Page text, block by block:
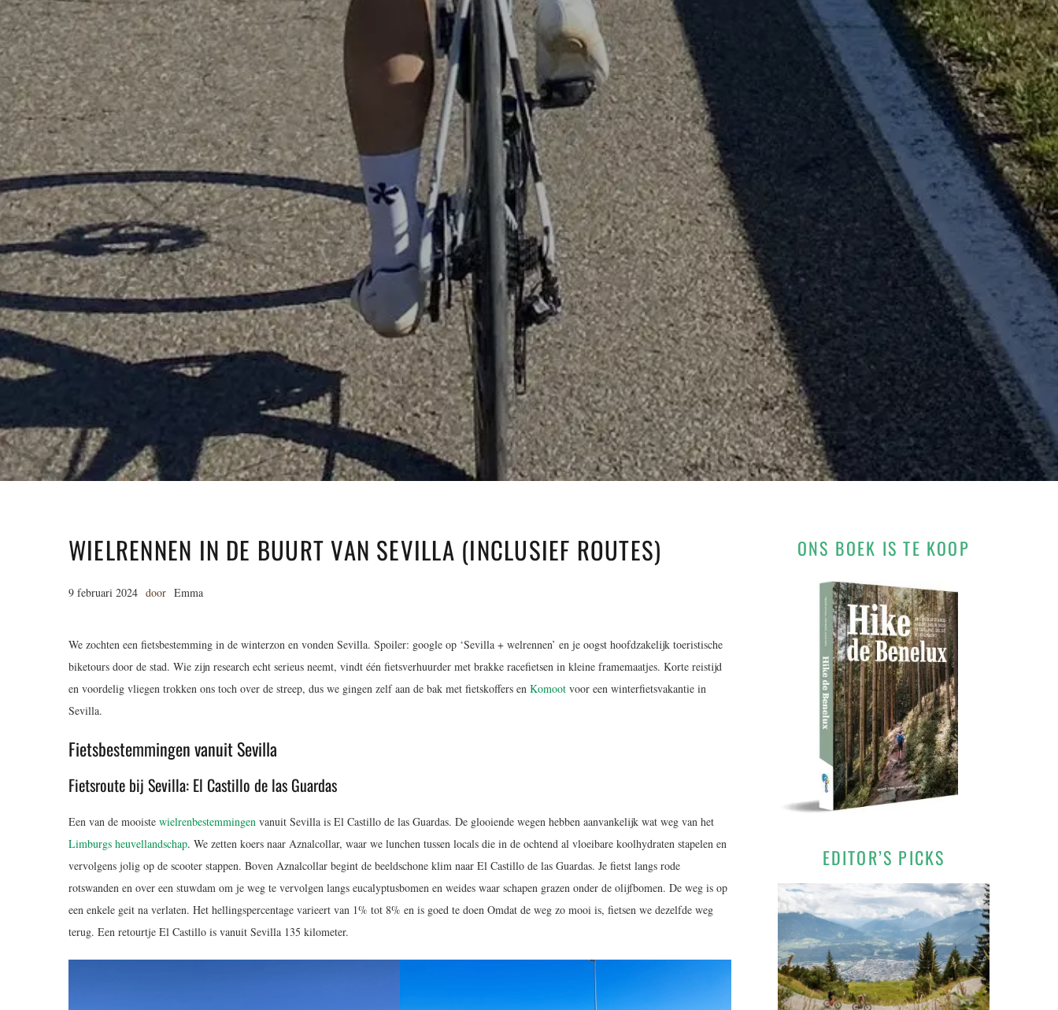
WIELRENNEN IN DE BUURT VAN SEVILLA (INCLUSIEF ROUTES)
9 februari 2024 door Emma
We zochten een fietsbestemming in de winterzon en vonden Sevilla. Spoiler: google op ‘Sevilla + welrennen’ en je oogst hoofdzakelijk toeristische
biketours door de stad. Wie zijn research echt serieus neemt, vindt één fietsverhuurder met brakke racefietsen in kleine framemaatjes. Korte reistijd
en voordelig vliegen trokken ons toch over de streep, dus we gingen zelf aan de bak met fietskoffers en Komoot voor een winterfietsvakantie in
Sevilla.
Fietsbestemmingen vanuit Sevilla
Fietsroute bij Sevilla: El Castillo de las Guardas
Een van de mooiste wielrenbestemmingen vanuit Sevilla is El Castillo de las Guardas. De glooiende wegen hebben aanvankelijk wat weg van het
Limburgs heuvellandschap. We zetten koers naar Aznalcollar, waar we lunchen tussen locals die in de ochtend al vloeibare koolhydraten stapelen en
vervolgens jolig op de scooter stappen. Boven Aznalcollar begint de beeldschone klim naar El Castillo de las Guardas. Je fietst langs rode
rotswanden en over een stuwdam om je weg te vervolgen langs eucalyptusbomen en weides waar schapen grazen onder de olijfbomen. De weg is op
een enkele geit na verlaten. Het hellingspercentage varieert van 1% tot 8% en is goed te doen Omdat de weg zo mooi is, fietsen we dezelfde weg
terug. Een retourtje El Castillo is vanuit Sevilla 135 kilometer.
ONS BOEK IS TE KOOP
EDITOR’S PICKS